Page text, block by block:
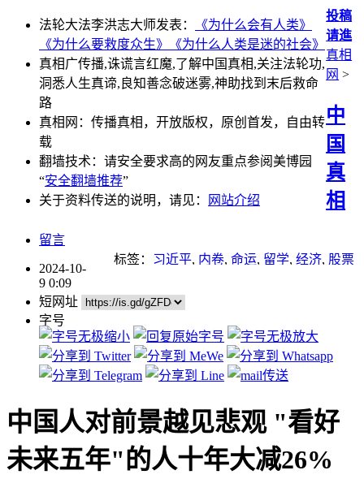
法轮大法李洪志大师发表：
《为什么会有人类》
《为什么要救度众生》
《为什么人类是迷的社会》
真相广传播,诛谎言红魔,了解中国真相,关注法轮功,
洞悉人生真谛,良知善念破迷雾,神助找到末后救命
路
真相网：传播真相，开放版权，原创首发，自由转
载
翻墙技术：请安全要求高的网友重点参阅美博园
“安全翻墙推荐”
关于资料传送的说明，请见：
网站介绍
投稿
请進
真相
网 >
中
国
真
相
留言
标签： 习近平, 内卷, 命运, 留学, 经济, 股票
2024-10-
9 0:09
短网址
字号
中国人对前景越见悲观 "看好
未来五年"的人十年大减26%